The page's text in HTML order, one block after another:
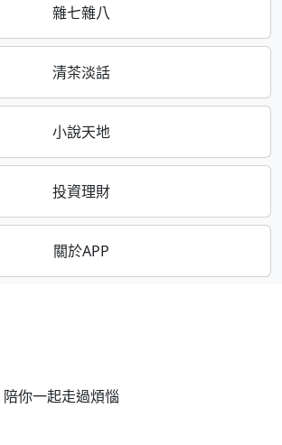
雜七雜八
清茶淡話
小說天地
投資理財
關於APP
你一起走過煩惱